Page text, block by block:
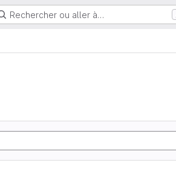
Rechercher ou aller à…